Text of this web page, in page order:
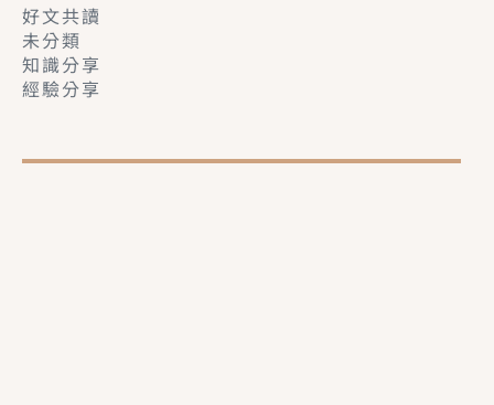
好文共讀
未分類
知識分享
經驗分享